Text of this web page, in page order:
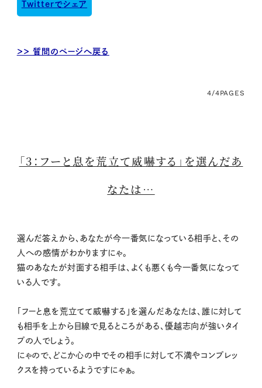
Twitterでシェア
＞＞ 質問のページへ戻る
4/4PAGES
「3：フーと息を荒立て威嚇する」を選んだあ
なたは…
選んだ答えから、あなたが今一番気になっている相手と、その
人への感情がわかりますにゃ。
猫のあなたが対面する相手は、よくも悪くも今一番気になって
いる人です。
「フーと息を荒立てて威嚇する」を選んだあなたは、誰に対して
も相手を上から目線で見るところがある、優越志向が強いタイ
プの人でしょう。
にゃので、どこか心の中でその相手に対して不満やコンプレッ
クスを持っているようですにゃぁ。